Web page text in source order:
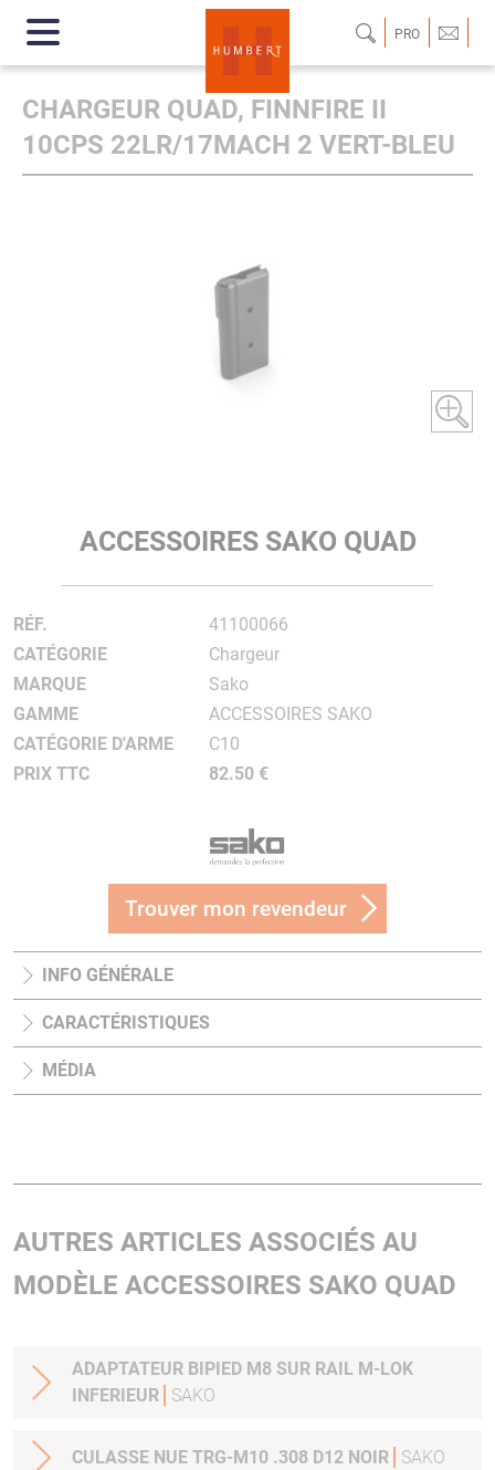
PRO
CHARGEUR QUAD, FINNFIRE II
10CPS 22LR/17MACH 2 VERT-BLEU
ACCESSOIRES SAKO QUAD
RÉF.
41100066
CATÉGORIE
Chargeur
MARQUE
Sako
GAMME
ACCESSOIRES SAKO
CATÉGORIE D'ARME
C10
PRIX TTC
82.50 €
Trouver mon revendeur
INFO GÉNÉRALE
CARACTÉRISTIQUES
MÉDIA
AUTRES ARTICLES ASSOCIÉS AU
MODÈLE ACCESSOIRES SAKO QUAD
ADAPTATEUR BIPIED M8 SUR RAIL M-LOK
INFERIEUR
SAKO
CULASSE NUE TRG-M10 .308 D12 NOIR SAKO